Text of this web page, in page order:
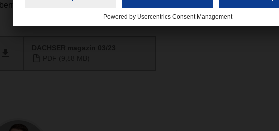
Sie auch gerne in unseren